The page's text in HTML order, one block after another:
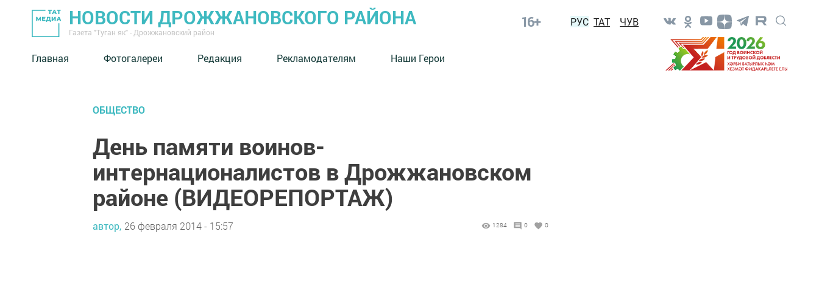
НОВОСТИ ДРОЖЖАНОВСКОГО РАЙОНА
Газета "Туган як" - Дрожжановский район
16+ РУС ТАТ ЧУВ
Главная Фотогалереи Редакция Рекламодателям Наши Герои
ОБЩЕСТВО
День памяти воинов-
интернационалистов в Дрожжановском
районе (ВИДЕОРЕПОРТАЖ)
автор, 26 февраля 2014 - 15:57 1284 0 0